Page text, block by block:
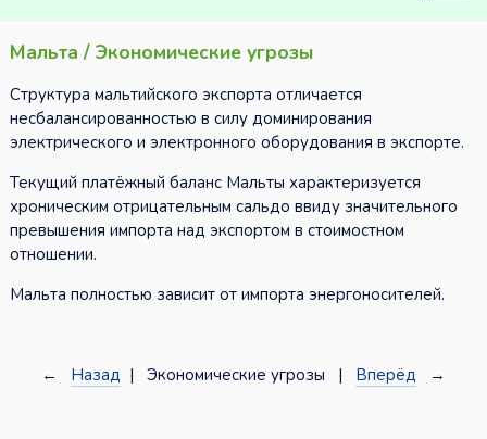
Мальта / Экономические угрозы
Структура мальтийского экспорта отличается
несбалансированностью в силу доминирования
электрического и электронного оборудования в экспорте.
Текущий платёжный баланс Мальты характеризуется
хроническим отрицательным сальдо ввиду значительного
превышения импорта над экспортом в стоимостном
отношении.
Мальта полностью зависит от импорта энергоносителей.
← Назад | Экономические угрозы | Вперёд →